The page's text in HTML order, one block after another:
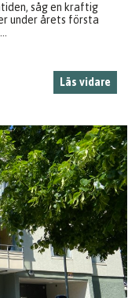
såg en kraftig
under årets första
Läs vidare